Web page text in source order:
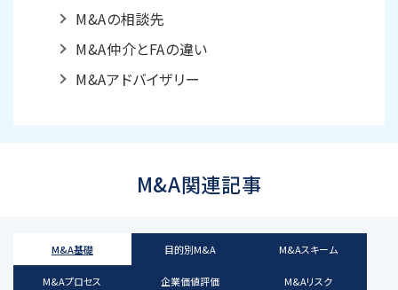
M&Aの相談先
M&A仲介とFAの違い
M&Aアドバイザリー
M&A関連記事
M&A基礎 目的別M&A M&Aスキーム
M&Aプロセス 企業価値評価 M&Aリスク